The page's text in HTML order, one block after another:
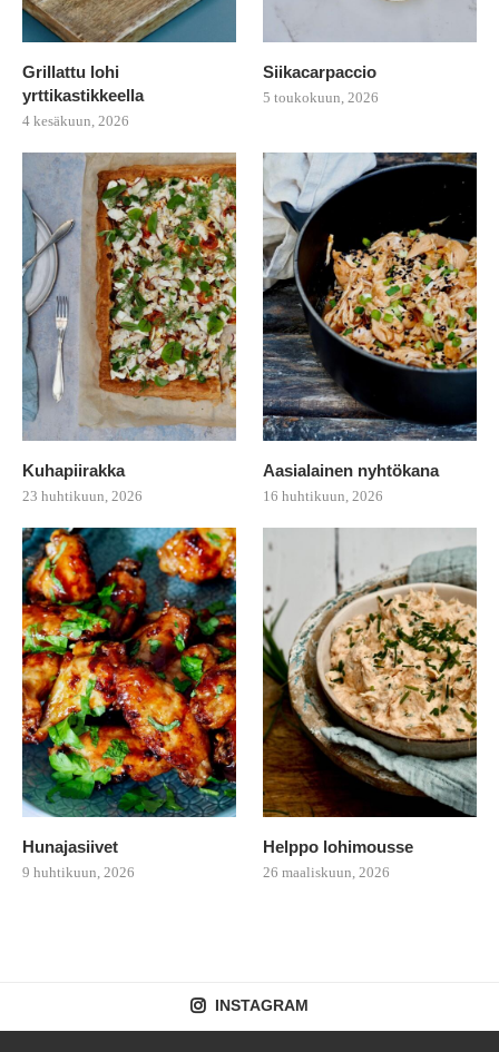
Grillattu lohi
yrttikastikkeella
4 kesäkuun, 2026
Siikacarpaccio
5 toukokuun, 2026
Kuhapiirakka
23 huhtikuun, 2026
Aasialainen nyhtökana
16 huhtikuun, 2026
Hunajasiivet
9 huhtikuun, 2026
Helppo lohimousse
26 maaliskuun, 2026
INSTAGRAM